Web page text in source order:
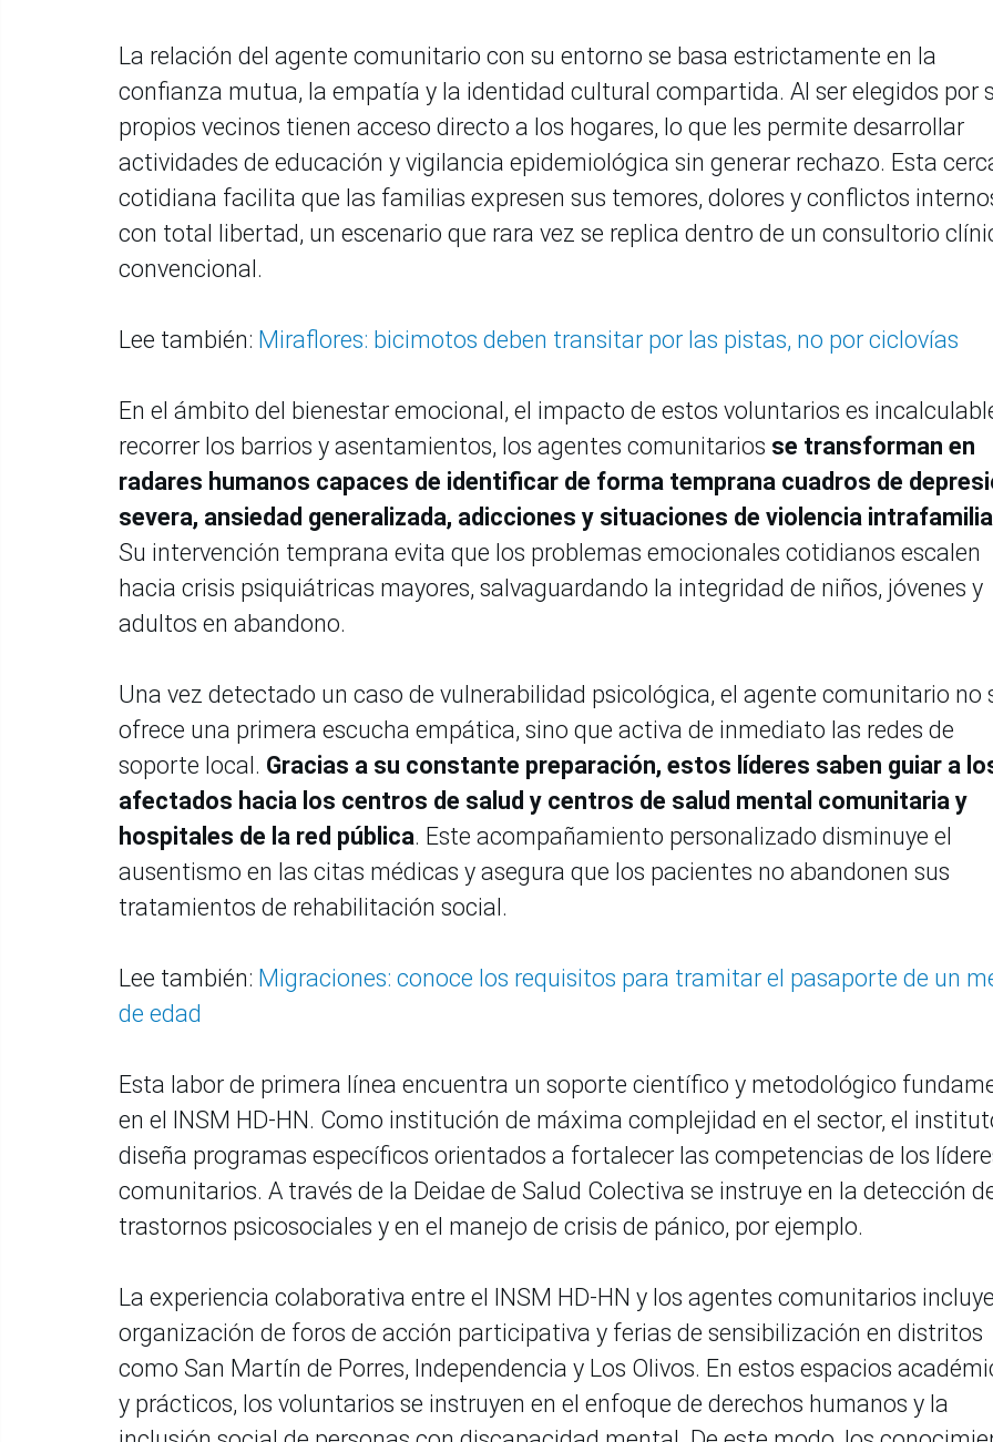
La relación del agente comunitario con su entorno se basa estrictamente en la
confianza mutua, la empatía y la identidad cultural compartida. Al ser elegidos por
propios vecinos tienen acceso directo a los hogares, lo que les permite desarrollar
actividades de educación y vigilancia epidemiológica sin generar rechazo. Esta
cotidiana facilita que las familias expresen sus temores, dolores y conflictos
con total libertad, un escenario que rara vez se replica dentro de un consultorio
convencional.
Lee también: Miraflores: bicimotos deben transitar por las pistas, no por ciclovías
En el ámbito del bienestar emocional, el impacto de estos voluntarios es
recorrer los barrios y asentamientos, los agentes comunitarios se transforman en
radares humanos capaces de identificar de forma temprana cuadros de
severa, ansiedad generalizada, adicciones y situaciones de violencia
Su intervención temprana evita que los problemas emocionales cotidianos escalen
hacia crisis psiquiátricas mayores, salvaguardando la integridad de niños, jóvenes y
adultos en abandono.
Una vez detectado un caso de vulnerabilidad psicológica, el agente comunitario no
ofrece una primera escucha empática, sino que activa de inmediato las redes de
soporte local. Gracias a su constante preparación, estos líderes saben guiar a
afectados hacia los centros de salud y centros de salud mental comunitaria y
hospitales de la red pública. Este acompañamiento personalizado disminuye el
ausentismo en las citas médicas y asegura que los pacientes no abandonen sus
tratamientos de rehabilitación social.
Lee también: Migraciones: conoce los requisitos para tramitar el pasaporte de un
de edad
Esta labor de primera línea encuentra un soporte científico y metodológico
en el INSM HD-HN. Como institución de máxima complejidad en el sector, el
diseña programas específicos orientados a fortalecer las competencias de los
comunitarios. A través de la Deidae de Salud Colectiva se instruye en la detección
trastornos psicosociales y en el manejo de crisis de pánico, por ejemplo.
La experiencia colaborativa entre el INSM HD-HN y los agentes comunitarios
organización de foros de acción participativa y ferias de sensibilización en distritos
como San Martín de Porres, Independencia y Los Olivos. En estos espacios
y prácticos, los voluntarios se instruyen en el enfoque de derechos humanos y la